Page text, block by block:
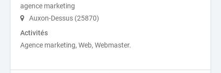
agence marketing
Auxon-Dessus (25870)
Activités
Agence marketing, Web, Webmaster.